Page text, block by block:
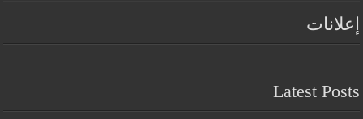
إعلانات
Latest Posts